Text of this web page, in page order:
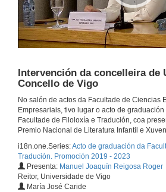
Intervención da concelleira de
Concello de Vigo
No salón de actos da Facultade de Ciencias
Empresariais, tivo lugar o acto de
Facultade de Filoloxía e Tradución, coa
Premio Nacional de Literatura Infantil e
i18n.one.Series:Acto de graduación da
Tradución. Promoción 2019 - 2023
Presenta: Manuel Joaquín Reigosa Roger
Reitor, Universidade de Vigo
María José Caride
2 de xuño de 2023
2 de xuño de 2023
2 de xuño de 2023